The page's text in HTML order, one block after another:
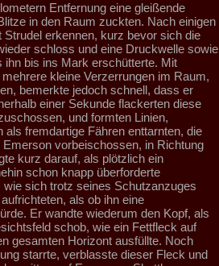
Entfernung eine gleißende
in den Raum zuckten. Nach einigen
erkennen, kurz bevor sich die
schloss und eine Druckwelle sowie
ihn bis ins Mark erschütterte. Mit
kleine Verzerrungen im Raum,
bemerkte jedoch schnell, dass er
einer Sekunde flackerten diese
und formten Linien,
fremdartige Fähren enttarnten, die
vorbeischossen, in Richtung
kurz darauf, als plötzlich ein
schon knapp überforderte
sich trotz seines Schutzanzuges
als ob ihn eine
Er wandte wiederum den Kopf, als
schob, wie ein Fettfleck auf
gesamten Horizont ausfüllte. Noch
starrte, verblasste dieser Fleck und